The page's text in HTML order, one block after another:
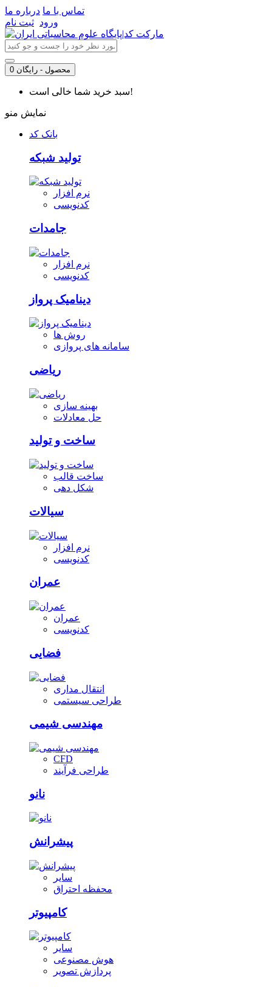
تماس با ما درباره ما
ورود ثبت نام
0 محصول - رایگان
سبد خرید شما خالی است!
نمایش منو
بانک کد
تولید شبکه
نرم افزار
کدنویسی
جامدات
نرم افزار
کدنویسی
دینامیک پرواز
روش ها
سامانه های پروازی
ریاضی
بهینه سازی
حل معادلات
ساخت و تولید
ساخت قالب
شکل دهی
سیالات
نرم افزار
کدنویسی
عمران
عمران
کدنویسی
فضایی
انتقال مداری
طراحی سیستمی
مهندسی شیمی
CFD
طراحی فرآیند
نانو
پیشرانش
سایر
محفظه احتراق
کامپیوتر
سایر
هوش مصنوعی
پردازش تصویر